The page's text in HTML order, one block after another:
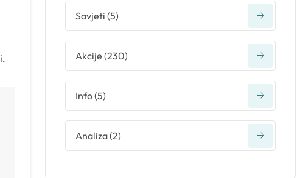
Savjeti (5)
Akcije (230)
Info(5)
Analiza(2)